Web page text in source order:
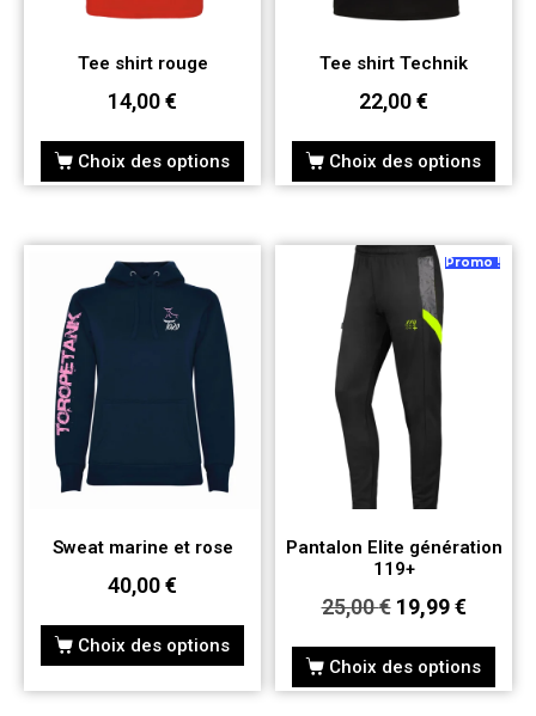
Tee shirt rouge
14,00€
Choix des options
Tee shirt Technik
22,00€
Choix des options
Sweat marine et rose
40,00€
Choix des options
Promo !
Pantalon Elite génération
119+
25,00€ 19,99€
Choix des options